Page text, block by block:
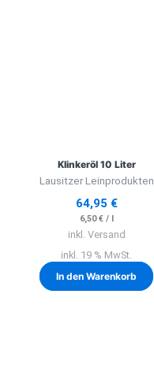
Klinkeröl 10 Liter
Lausitzer Leinprodukten
64,95 €
6,50€/ l
inkl. Versand
inkl. 19 % MwSt.
In den Warenkorb